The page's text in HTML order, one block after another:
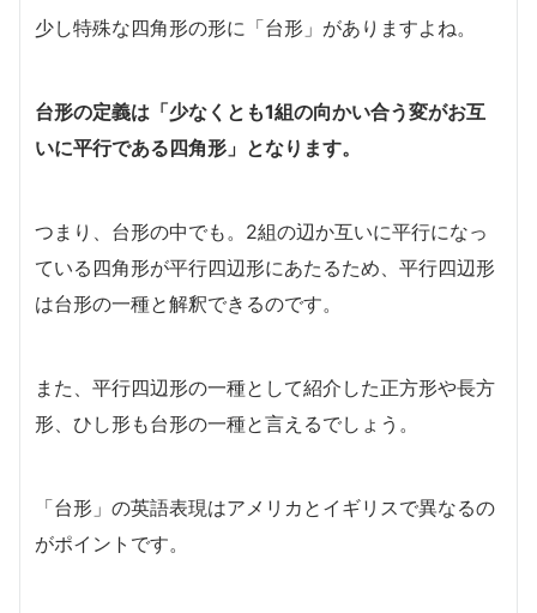
少し特殊な四角形の形に「台形」がありますよね。
台形の定義は「少なくとも1組の向かい合う変がお互
いに平行である四角形」となります。
つまり、台形の中でも。2組の辺か互いに平行になっ
ている四角形が平行四辺形にあたるため、平行四辺形
は台形の一種と解釈できるのです。
また、平行四辺形の一種として紹介した正方形や長方
形、ひし形も台形の一種と言えるでしょう。
「台形」の英語表現はアメリカとイギリスで異なるの
がポイントです。